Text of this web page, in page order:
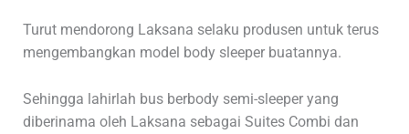
Turut mendorong Laksana selaku produsen untuk terus
mengembangkan model body sleeper buatannya.
Sehingga lahirlah bus berbody semi-sleeper yang
diberinama oleh Laksana sebagai Suites Combi dan